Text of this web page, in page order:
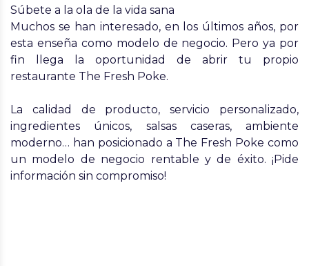
Súbete a la ola de la vida sana
Muchos se han interesado, en los últimos años, por
esta enseña como modelo de negocio. Pero ya por
fin llega la oportunidad de abrir tu propio
restaurante The Fresh Poke.
La calidad de producto, servicio personalizado,
ingredientes únicos, salsas caseras, ambiente
moderno… han posicionado a The Fresh Poke como
un modelo de negocio rentable y de éxito. ¡Pide
información sin compromiso!